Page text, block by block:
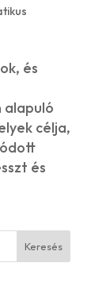
és
célja,
és